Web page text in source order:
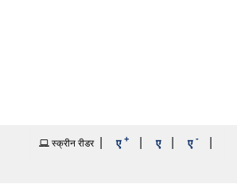
स्क्रीन रीडर ए + ए ए -